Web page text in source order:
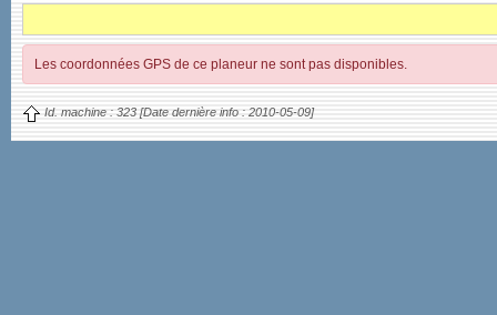
Les coordonnées GPS de ce planeur ne sont pas disponibles.
Id. machine : 323 [Date dernière info : 2010-05-09]